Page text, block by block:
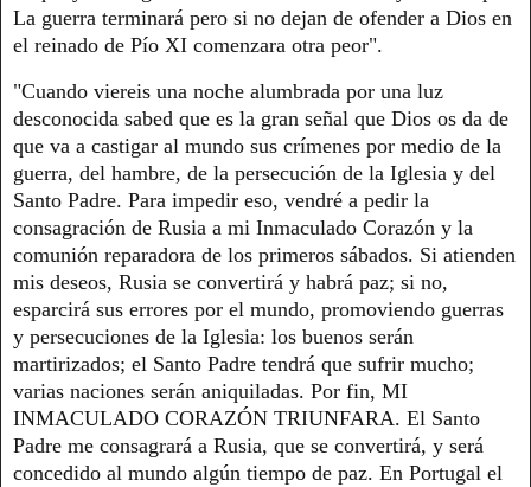
La guerra terminará pero si no dejan de ofender a Dios en
el reinado de Pío XI comenzara otra peor".
"Cuando viereis una noche alumbrada por una luz
desconocida sabed que es la gran señal que Dios os da de
que va a castigar al mundo sus crímenes por medio de la
guerra, del hambre, de la persecución de la Iglesia y del
Santo Padre. Para impedir eso, vendré a pedir la
consagración de Rusia a mi Inmaculado Corazón y la
comunión reparadora de los primeros sábados. Si atienden
mis deseos, Rusia se convertirá y habrá paz; si no,
esparcirá sus errores por el mundo, promoviendo guerras
y persecuciones de la Iglesia: los buenos serán
martirizados; el Santo Padre tendrá que sufrir mucho;
varias naciones serán aniquiladas. Por fin, MI
INMACULADO CORAZÓN TRIUNFARA. El Santo
Padre me consagrará a Rusia, que se convertirá, y será
concedido al mundo algún tiempo de paz. En Portugal el